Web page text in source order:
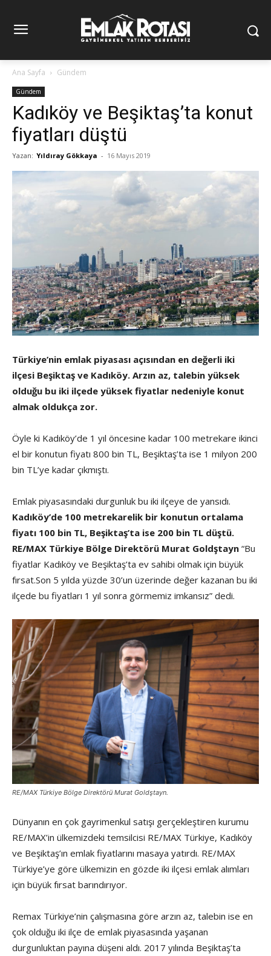
Ana Sayfa Gündem
Gündem
Kadıköy ve Beşiktaş’ta konut
fiyatları düştü
Yazan: Yıldıray Gökkaya - 16 Mayıs 2019
Türkiye’nin emlak piyasası açısından en değerli iki
ilçesi Beşiktaş ve Kadıköy. Arzın az, talebin yüksek
olduğu bu iki ilçede yüksek fiyatlar nedeniyle konut
almak oldukça zor.
Öyle ki Kadıköy’de 1 yıl öncesine kadar 100 metrekare ikinci
el bir konutun fiyatı 800 bin TL, Beşiktaş’ta ise 1 milyon 200
bin TL’ye kadar çıkmıştı.
Emlak piyasasındaki durgunluk bu iki ilçeye de yansıdı.
Kadıköy’de 100 metrekarelik bir konutun ortalama
fiyatı 100 bin TL, Beşiktaş’ta ise 200 bin TL düştü.
RE/MAX Türkiye Bölge Direktörü Murat Goldştayn “Bu
fiyatlar Kadıköy ve Beşiktaş’ta ev sahibi olmak için büyük
fırsat.Son 5 yılda yüzde 30’un üzerinde değer kazanan bu iki
ilçede bu fiyatları 1 yıl sonra görmemiz imkansız” dedi.
RE/MAX Türkiye Bölge Direktörü Murat Goldştayn.
Dünyanın en çok gayrimenkul satışı gerçekleştiren kurumu
RE/MAX’in ülkemizdeki temsilcisi RE/MAX Türkiye, Kadıköy
ve Beşiktaş’ın emlak fiyatlarını masaya yatırdı. RE/MAX
Türkiye’ye göre ülkemizin en gözde iki ilçesi emlak alımları
için büyük fırsat barındırıyor.
Remax Türkiye’nin çalışmasına göre arzın az, talebin ise en
çok olduğu iki ilçe de emlak piyasasında yaşanan
durgunluktan payına düşeni aldı. 2017 yılında Beşiktaş’ta